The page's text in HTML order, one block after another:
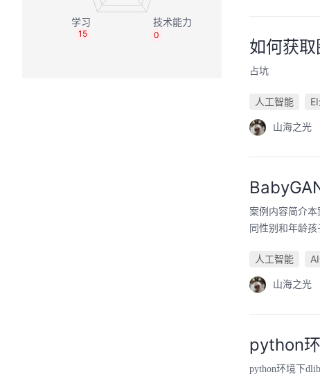
0
15
如何获
占坑
人工智能
山海之光
案例内容简介
同性别和年龄
人工智能
山海之光
python
python环境下